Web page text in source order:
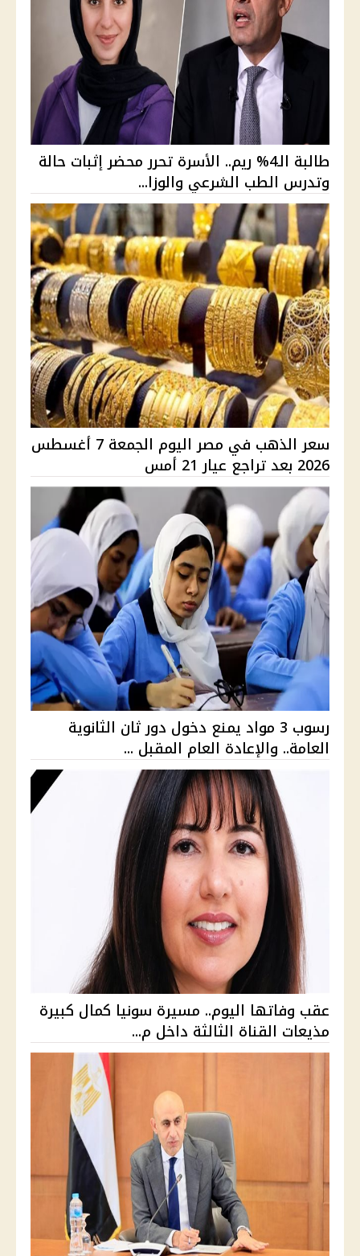
طالبة الـ4% ريم.. الأسرة تحرر محضر إثبات حالة
وتدرس الطب الشرعي والوزا...
سعر الذهب في مصر اليوم الجمعة 7 أغسطس
2026 بعد تراجع عيار 21 أمس
رسوب 3 مواد يمنع دخول دور ثان الثانوية
العامة.. والإعادة العام المقبل ...
عقب وفاتها اليوم.. مسيرة سونيا كمال كبيرة
مذيعات القناة الثالثة داخل م...